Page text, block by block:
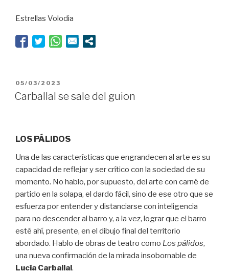
Borràs,
Estrellas Volodia
PUBLICADO
EL
05/03/2023
Carballal se sale del guion
LOS PÁLIDOS
Una de las características que engrandecen al arte es su
capacidad de reflejar y ser crítico con la sociedad de su
momento. No hablo, por supuesto, del arte con carné de
partido en la solapa, el dardo fácil, sino de ese otro que se
esfuerza por entender y distanciarse con inteligencia
para no descender al barro y, a la vez, lograr que el barro
esté ahí, presente, en el dibujo final del territorio
abordado. Hablo de obras de teatro como Los pálidos,
una nueva confirmación de la mirada insobornable de
Lucía Carballal.